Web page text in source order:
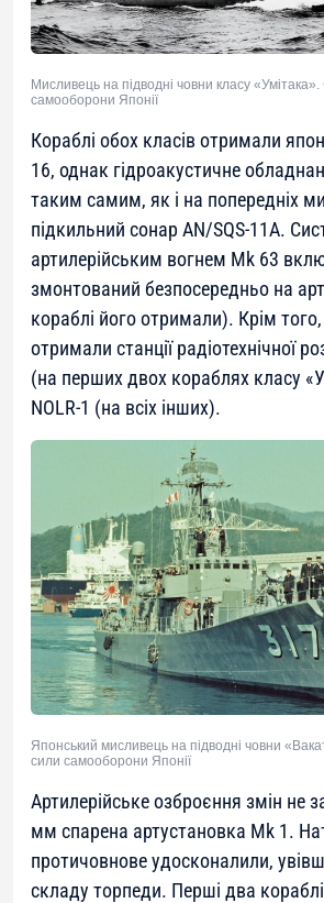
Мисливець на підводні човни класу
самооборони Японії
Кораблі обох класів отримали
16, однак гідроакустичне
таким самим, як і на попередніх
підкильний сонар AN/SQS-11A.
артилерійським вогнем Mk 63
змонтований безпосередньо на
кораблі його отримали). Крім того,
отримали станції радіотехнічної
(на перших двох кораблях класу
NOLR-1 (на всіх інших).
Японський мисливець на підводні човни
сили самооборони Японії
Артилерійське озброєння змін не
мм спарена артустановка Mk 1.
протичовнове удосконалили,
складу торпеди. Перші два